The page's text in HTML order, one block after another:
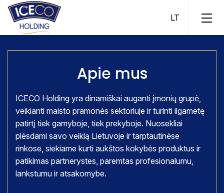
ICECO Ice Cream
ICECO Fish
ICECO Fish Pool
ICECO Assets
Apie mus
ICECO Holding yra dinamiškai auganti įmonių grupė,
veikianti maisto pramonės sektoriuje ir turinti ilgametę
patirtį tiek gamyboje, tiek prekyboje. Nuosekliai
plėsdami savo veiklą Lietuvoje ir tarptautinėse
rinkose, siekiame kurti aukštos kokybės produktus ir
patikimas partnerystes, paremtas profesionalumu,
lankstumu ir atsakomybe.